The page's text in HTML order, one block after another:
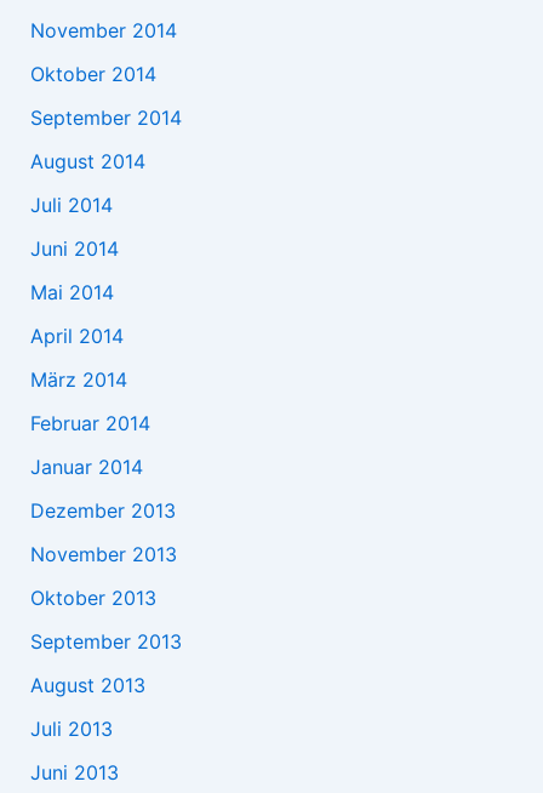
November 2014
Oktober 2014
September 2014
August 2014
Juli 2014
Juni 2014
Mai 2014
April 2014
März 2014
Februar 2014
Januar 2014
Dezember 2013
November 2013
Oktober 2013
September 2013
August 2013
Juli 2013
Juni 2013